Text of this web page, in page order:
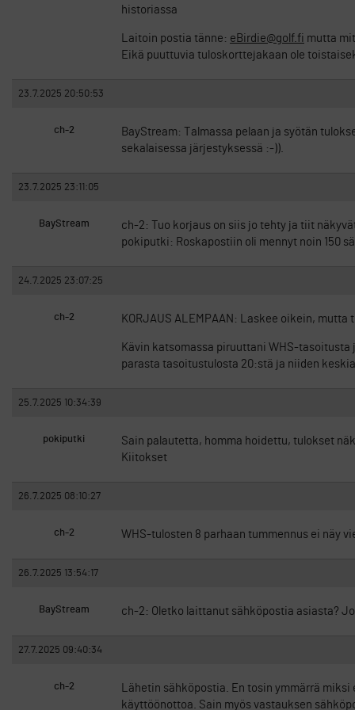
historiassa
Laitoin postia tänne: eBirdie@golf.fi mutta
Eikä puuttuvia tuloskorttejakaan ole
23.7.2025 20:50:53
ch-2
BayStream: Talmassa pelaan ja syötän
sekalaisessa järjestyksessä :-)).
23.7.2025 23:11:05
BayStream
ch-2: Tuo korjaus on siis jo tehty ja tiit
pokiputki: Roskapostiin oli mennyt noin 150
24.7.2025 23:07:25
ch-2 KORJAUS ALEMPAAN: Laskee oikein,
Kävin katsomassa piruuttani WHS-
parasta tasoitustulosta 20:stä ja niiden
25.7.2025 10:34:39
pokiputki
Sain palautetta, homma hoidettu, tulokset
Kiitokset
26.7.2025 08:10:27
ch-2 WHS-tulosten 8 parhaan tummennus ei näy
26.7.2025 13:54:17
BayStream ch-2: Oletko laittanut sähköpostia asiasta?
27.7.2025 09:40:34
ch-2
Lähetin sähköpostia. En tosin ymmärrä
käyttöönottoa. Sain myös vastauksen